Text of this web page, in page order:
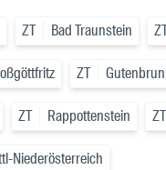
ZT Bad Traunstein
ZT
ZT Rappottenstein ZT
Niederösterreich